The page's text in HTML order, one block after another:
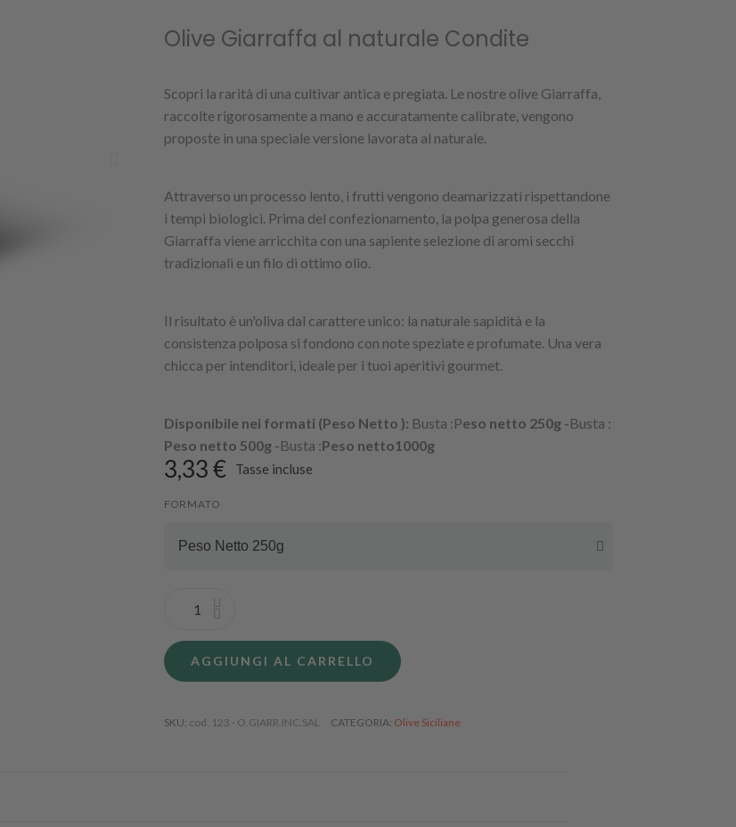
Olive Giarraffa al naturale Condite
Scopri la rarità di una cultivar antica e pregiata. Le nostre olive Giarraffa,
raccolte rigorosamente a mano e accuratamente calibrate, vengono
proposte in una speciale versione lavorata al naturale.
Attraverso un processo lento, i frutti vengono deamarizzati rispettandone
i tempi biologici. Prima del confezionamento, la polpa generosa della
Giarraffa viene arricchita con una sapiente selezione di aromi secchi
tradizionali e un filo di ottimo olio.
Il risultato è un'oliva dal carattere unico: la naturale sapidità e la
consistenza polposa si fondono con note speziate e profumate. Una vera
chicca per intenditori, ideale per i tuoi aperitivi gourmet.
Disponibile nei formati (Peso Netto ): Busta :Peso netto 250g -Busta :
Peso netto 500g -Busta :Peso netto1000g
3,33 € Tasse incluse
FORMATO
AGGIUNGI AL CARRELLO
SKU cod. 123 - O.GIARR.INC.SAL CATEGORIA Olive Siciliane